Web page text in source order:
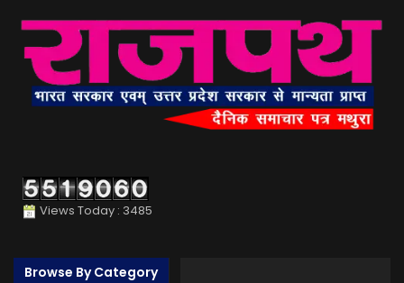
Views Today : 3485
Browse By Category